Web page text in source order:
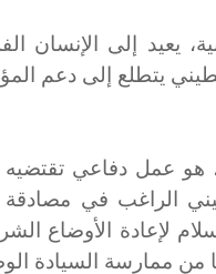
يعيد إلى الإنسان
يتطلع إلى دعم
هو عمل دفاعي
الراغب في مصادقة
لإعادة الأوضاع
من ممارسة السيادة